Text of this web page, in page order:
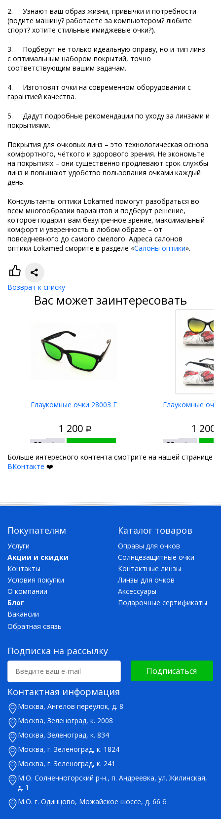
2. Узнают ваш образ жизни, привычки и потребности
(водите машину? работаете за компьютером? любите
спорт? хотите стильные имиджевые очки?).
3. Подберут не только идеальную оправу, но и тип линз
с оптимальным набором покрытий, точно
соответствующим вашим задачам.
4. Изготовят очки на современном оборудовании с
гарантией качества.
5. Дадут подробные рекомендации по уходу за линзами и
покрытиями.
Покрытия для очковых линз – это технологическая основа
комфортного, чёткого и здорового зрения. Не экономьте
на покрытиях – они существенно продлевают срок службы
линз и повышают удобство пользования очками каждый
день.
Консультанты оптики Lokamed помогут разобраться во
всем многообразии вариантов и подберут решение,
которое подарит вам безупречное зрение, максимальный
комфорт и уверенность в любом образе – от
повседневного до самого смелого. Адреса салонов
оптики Lokamed сморите в разделе «Салоны оптики».
Возврат к списку
Вас может заинтересовать
Глаукомные очки 28003 Г
1 200 Р
Глаукомные
1 200
Больше интересного контента смотрите на нашей странице
ВКонтакте ❤️
Покупателям
Услуги
Акции и скидки
Контакты
Условия покупки
О компании
Блог
Вакансии
Обратная связь
Каталог товаров
Оправы для очков
Солнцезащитные очки
Контактные линзы
Линзы для очков
Аксессуары
Подарочные сертификаты
Подписка на рассылку
Подписаться
Контактная информация
Москва, Ангелов переулок, д. 8
Москва, Зеленоград, к. 2008
Москва, Зеленоград, к. 834
Москва, г. Зеленоград, к. 1824
Москва, г. Зеленоград, к. 241
М.О. Солнечногорский р-н., п. Андреевка, ул. Жилинская,
д. 1
М.О. г. Одинцово, Можайское шоссе, д. 66 б